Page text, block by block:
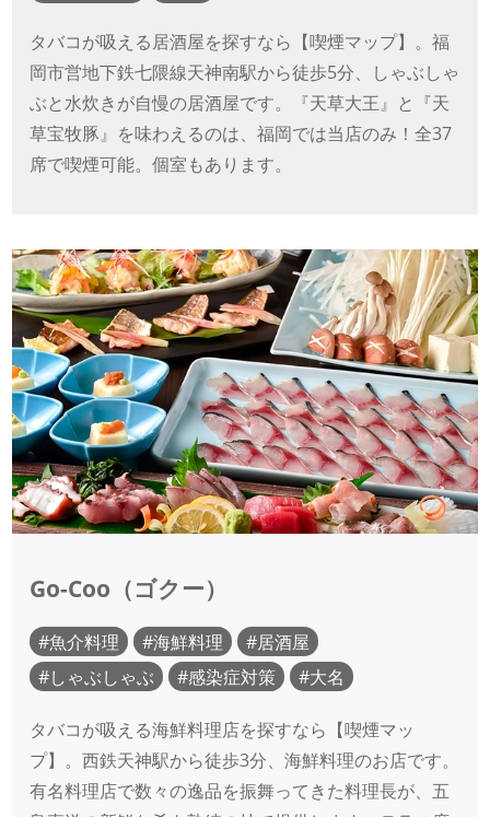
タバコが吸える居酒屋を探すなら【喫煙マップ】。福
岡市営地下鉄七隈線天神南駅から徒歩5分、しゃぶしゃ
ぶと水炊きが自慢の居酒屋です。『天草大王』と『天
草宝牧豚』を味わえるのは、福岡では当店のみ！全37
席で喫煙可能。個室もあります。
Go-Coo（ゴクー）
魚介料理 海鮮料理
居酒屋
しゃぶしゃぶ
感染症対策 大名
タバコが吸える海鮮料理店を探すなら【喫煙マッ
プ】。西鉄天神駅から徒歩3分、海鮮料理のお店です。
有名料理店で数々の逸品を振舞ってきた料理長が、五